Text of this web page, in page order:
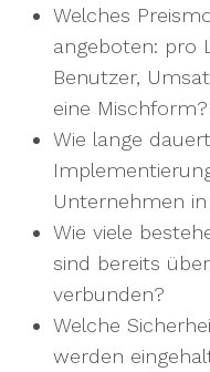
Welches
angeboten: pro
Benutzer,
eine Mischform?
Wie lange
Unternehmen in
Wie viele
sind bereits
verbunden?
Welche
werden